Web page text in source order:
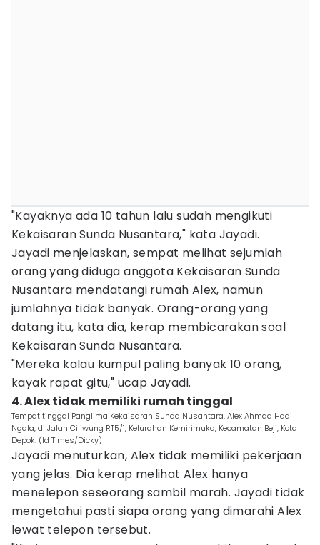
"Kayaknya ada 10 tahun lalu sudah mengikuti
Kekaisaran Sunda Nusantara," kata Jayadi.
Jayadi menjelaskan, sempat melihat sejumlah
orang yang diduga anggota Kekaisaran Sunda
Nusantara mendatangi rumah Alex, namun
jumlahnya tidak banyak. Orang-orang yang
datang itu, kata dia, kerap membicarakan soal
Kekaisaran Sunda Nusantara.
"Mereka kalau kumpul paling banyak 10 orang,
kayak rapat gitu," ucap Jayadi.
4. Alex tidak memiliki rumah tinggal
Tempat tinggal Panglima Kekaisaran Sunda Nusantara, Alex Ahmad Hadi
Ngala, di Jalan Ciliwung RT5/1, Kelurahan Kemirimuka, Kecamatan Beji, Kota
Depok. (Id Times/Dicky)
Jayadi menuturkan, Alex tidak memiliki pekerjaan
yang jelas. Dia kerap melihat Alex hanya
menelepon seseorang sambil marah. Jayadi tidak
mengetahui pasti siapa orang yang dimarahi Alex
lewat telepon tersebut.